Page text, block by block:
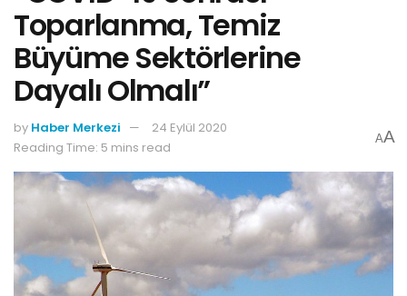
Toparlanma, Temiz
Büyüme Sektörlerine
Dayalı Olmalı”
by Haber Merkezi
24 Eylül 2020
Reading Time: 5 mins read
AA